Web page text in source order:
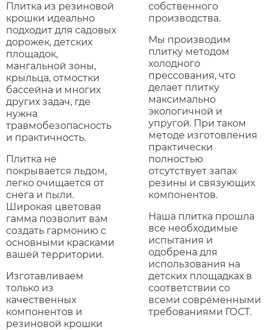
Плитка из резиновой
крошки идеально
подходит для садовых
дорожек, детских
площадок,
мангальной зоны,
крыльца, отмостки
бассейна и многих
других задач, где
нужна
травмобезопасность
и практичность.
Плитка не
покрывается льдом,
легко очищается от
снега и пыли.
Широкая цветовая
гамма позволит вам
создать гармонию с
основными красками
вашей территории.
Изготавливаем
только из
качественных
компонентов и
резиновой крошки
собственного
производства.
Мы производим
плитку методом
холодного
прессования, что
делает плитку
максимально
экологичной и
упругой. При таком
методе изготовления
практически
полностью
отсутствует запах
резины и связующих
компонентов.
Наша плитка прошла
все необходимые
испытания и
одобрена для
использования на
детских площадках в
соответствии со
всеми современными
требованиями ГОСТ.